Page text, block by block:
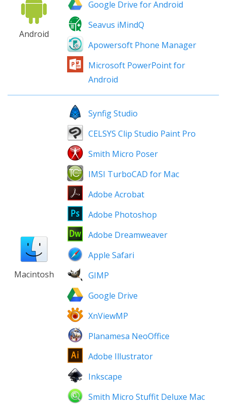
Android
Google Drive for Android
Seavus iMindQ
Apowersoft Phone Manager
Microsoft PowerPoint for
Android
Macintosh
Synfig Studio
CELSYS Clip Studio Paint Pro
Smith Micro Poser
IMSI TurboCAD for Mac
Adobe Acrobat
Adobe Photoshop
Adobe Dreamweaver
Apple Safari
GIMP
Google Drive
XnViewMP
Planamesa NeoOffice
Adobe Illustrator
Inkscape
Smith Micro Stuffit Deluxe Mac